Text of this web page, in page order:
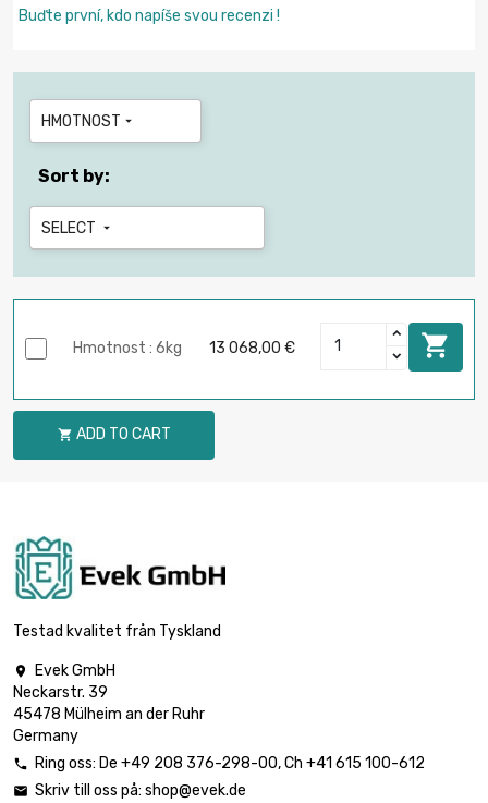
Buďte první, kdo napíše svou recenzi !
HMOTNOST 
Sort by:
SELECT 
Hmotnost : 6kg 13 068,00 € 
 ADD TO CART
Testad kvalitet från Tyskland

Evek GmbH
Neckarstr. 39
45478 Mülheim an der Ruhr
Germany
 Ring oss: De +49 208 376-298-00, Ch +41 615 100-612
 Skriv till oss på: shop@evek.de